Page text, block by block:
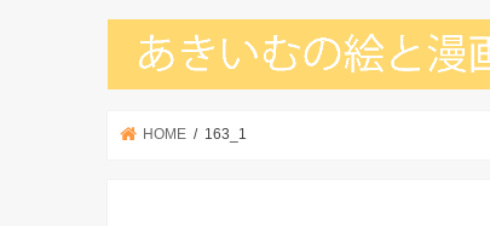
HOME 163_1